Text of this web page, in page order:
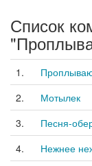
Список
1.
2.
Мотылек
3.
Песня-
4.
Нежнее